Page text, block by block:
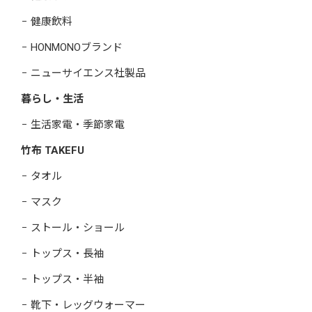
健康飲料
HONMONOブランド
ニューサイエンス社製品
暮らし・生活
生活家電・季節家電
竹布 TAKEFU
タオル
マスク
ストール・ショール
トップス・長袖
トップス・半袖
靴下・レッグウォーマー